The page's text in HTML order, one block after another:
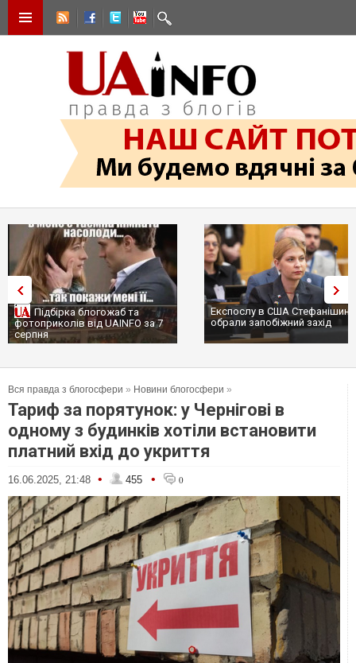
Підбірка блогожаб та
фотоприколів від UAINFO за 7
серпня
Експослу в США
обрали запобіжний захід
Вся правда з блогосфери » Новини блогосфери »
Тариф за порятунок: у Чернігові в
одному з будинків хотіли встановити
платний вхід до укриття
16.06.2025, 21:48 • 455 • 0